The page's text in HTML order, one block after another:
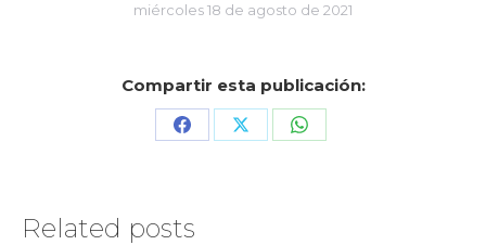
miércoles 18 de agosto de 2021
Compartir esta publicación:
Share Share Share
Related posts